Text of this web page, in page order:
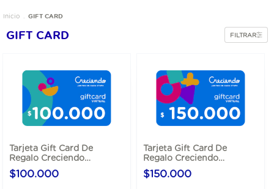
Inicio GIFT CARD
GIFT CARD FILTRAR
Tarjeta Gift Card De
Regalo Creciendo
$100.000
$100.000
Tarjeta Gift Card De
Regalo Creciendo
$150.000
$150.000